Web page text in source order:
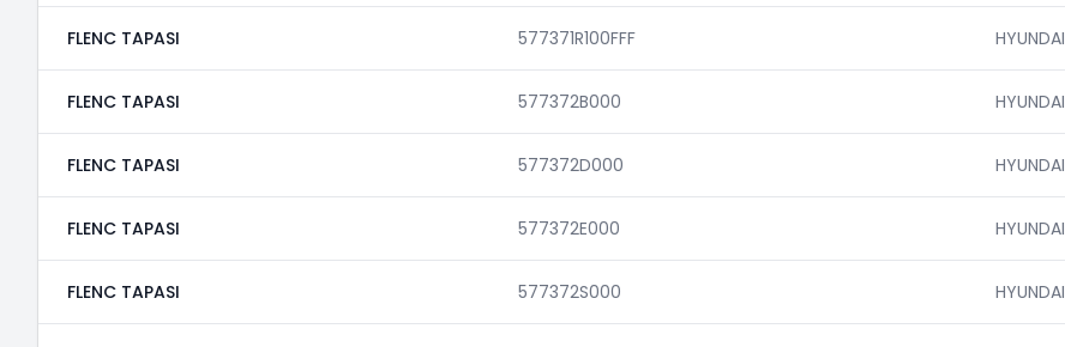
FLENC TAPASI 577371R100FFF HYUNDAI
FLENC TAPASI 577372B000 HYUNDAI
FLENC TAPASI 577372D000 HYUNDAI
FLENC TAPASI 577372E000 HYUNDAI
FLENC TAPASI 577372S000 HYUNDAI